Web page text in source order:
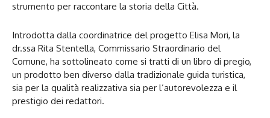
strumento per raccontare la storia della Città.
Introdotta dalla coordinatrice del progetto Elisa Mori, la
dr.ssa Rita Stentella, Commissario Straordinario del
Comune, ha sottolineato come si tratti di un libro di pregio,
un prodotto ben diverso dalla tradizionale guida turistica,
sia per la qualità realizzativa sia per l’autorevolezza e il
prestigio dei redattori.